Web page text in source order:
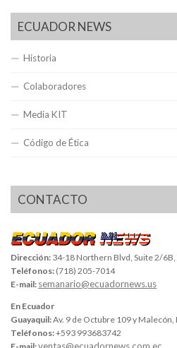
ECUADOR NEWS
Historia
Colaboradores
Media KIT
Código de Ética
CONTACTO
Dirección: 34-18 Northern Blvd, Suite 2/
Teléfonos: (718) 205-7014
E-mail: semanario@ecuadornews.us
En Ecuador
Guayaquil:Av. 9 de Octubre 109 y
Teléfonos:+593 993683742